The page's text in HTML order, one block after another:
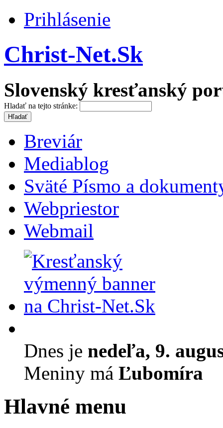
Prihlásenie
Christ-Net.Sk
Slovenský kresťanský
Hladať na tejto stránke:
Breviár
Mediablog
Sväté Písmo a
Webpriestor
Webmail
Dnes je nedeľa, 9.
Meniny má Ľubomíra
Hlavné menu